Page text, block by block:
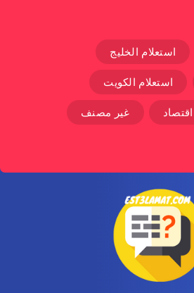
استعلام الخليج
استعلام الكويت
اقتصاد غير مصنف